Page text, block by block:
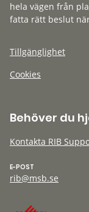
hela vägen från
fatta rätt beslut
Tillgänglighet
Cookies
Behöver du
Kontakta RIB
E-POST
rib@msb.se